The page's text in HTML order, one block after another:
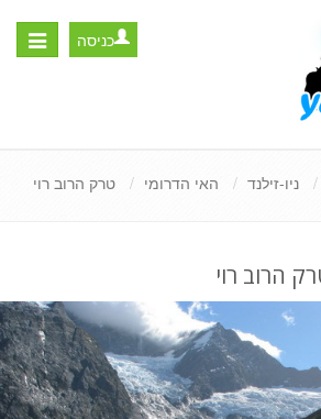
Toggle
כניסה
ניו-זילנד האי הדרומי טרק הרוב רוי
הרוב רוי